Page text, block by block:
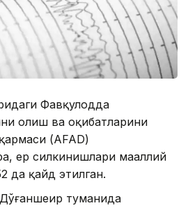
Фавқулодда
олиш ва оқибатларини
(АFAD)
ер силкинишлари маҳаллий
да қайд этилган.
туманида